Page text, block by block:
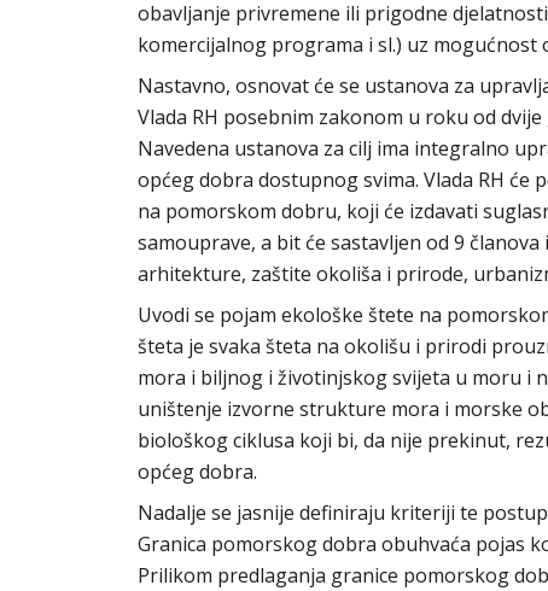
obavljanje privremene ili prigodne
komercijalnog programa i sl.) uz
Nastavno, osnovat će se ustanova za
Vlada RH posebnim zakonom u roku od
Navedena ustanova za cilj ima integralno
općeg dobra dostupnog svima. Vlada RH
na pomorskom dobru, koji će izdavati
samouprave, a bit će sastavljen od 9
arhitekture, zaštite okoliša i prirode,
Uvodi se pojam ekološke štete na
šteta je svaka šteta na okolišu i prirodi
mora i biljnog i životinjskog svijeta u moru i
uništenje izvorne strukture mora i morske
biološkog ciklusa koji bi, da nije prekinut,
općeg dobra.
Nadalje se jasnije definiraju kriteriji te
Granica pomorskog dobra obuhvaća pojas
Prilikom predlaganja granice pomorskog